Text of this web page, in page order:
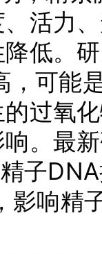
活力
低。
，可能
过氧
。最
子
影响精